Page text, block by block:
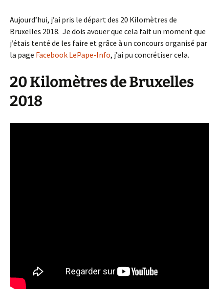
Aujourd’hui, j’ai pris le départ des 20 Kilomètres de
Bruxelles 2018. Je dois avouer que cela fait un moment que
j’étais tenté de les faire et grâce à un concours organisé par
la page Facebook LePape-Info, j’ai pu concrétiser cela.
20 Kilomètres de Bruxelles
2018